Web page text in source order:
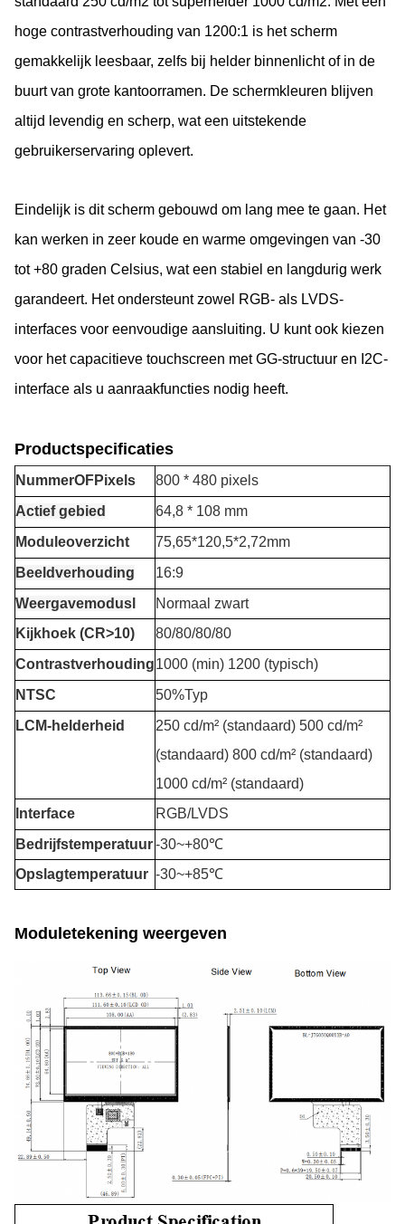
hoge contrastverhouding van 1200:1 is het scherm
gemakkelijk leesbaar, zelfs bij helder binnenlicht of in de
buurt van grote kantoorramen. De schermkleuren blijven
altijd levendig en scherp, wat een uitstekende
gebruikerservaring oplevert.
Eindelijk is dit scherm gebouwd om lang mee te gaan. Het
kan werken in zeer koude en warme omgevingen van -30
tot +80 graden Celsius, wat een stabiel en langdurig werk
garandeert. Het ondersteunt zowel RGB- als LVDS-
interfaces voor eenvoudige aansluiting. U kunt ook kiezen
voor het capacitieve touchscreen met GG-structuur en I2C-
interface als u aanraakfuncties nodig heeft.
Productspecificaties
NummerOFPixels
800 * 480 pixels
Actief gebied
64,8 * 108 mm
Moduleoverzicht
75,65*120,5*2,72mm
Beeldverhouding
16:9
Weergavemodus
Normaal zwart
Kijkhoek (CR>10)
80/80/80/80
Contrastverhouding1000 (min) 1200 (typisch)
NTSC
50%Typ
LCM-helderheid
250 cd/m² (standaard) 500 cd/m²
(standaard) 800 cd/m² (standaard)
1000 cd/m² (standaard)
Interface
RGB/LVDS
Bedrijfstemperatuur-30~+80℃
Opslagtemperatuur -30~+85℃
Moduletekening weergeven